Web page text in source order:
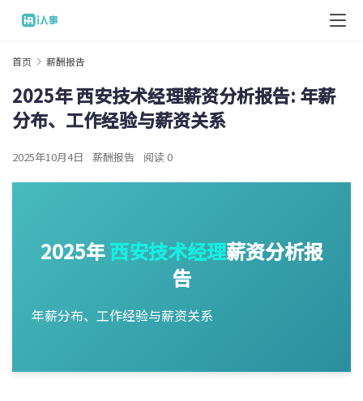
首页 薪酬报告
2025年 西安技术经理薪资分析报告: 年薪
分布、工作经验与薪资关系
2025年10月4日 薪酬报告 阅读 0
2025年西安技术经理薪资分析报
告
年薪分布、工作经验与薪资关系